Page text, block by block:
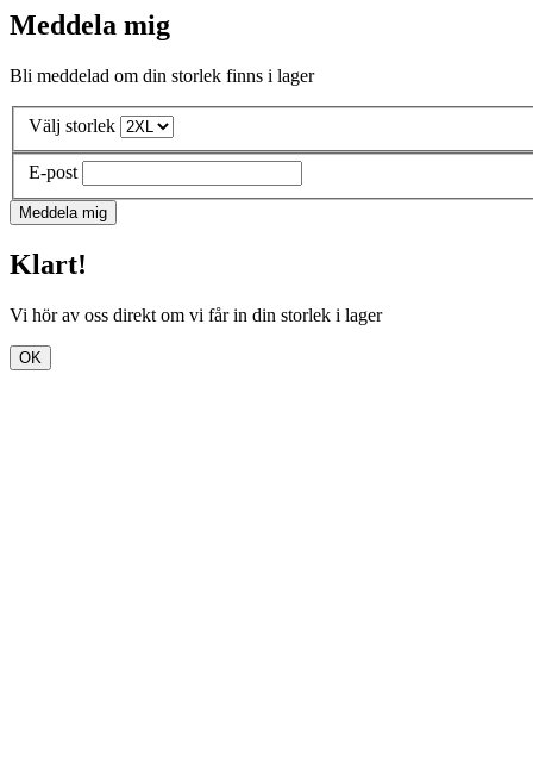
Meddela mig
Bli meddelad om din storlek finns i lager
Välj storlek
E-post
Meddela mig
Klart!
Vi hör av oss direkt om vi får in din storlek i lager
OK